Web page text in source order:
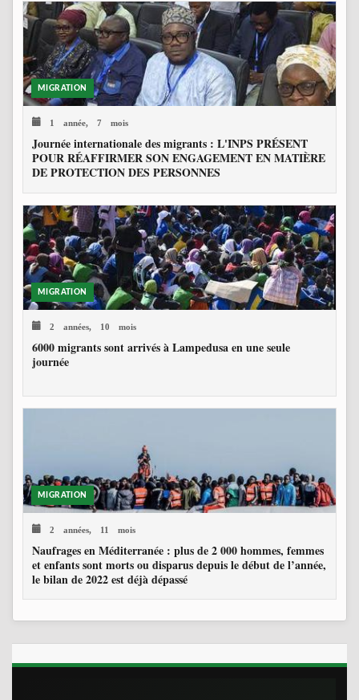
MIGRATION
1 année, 7 mois
Journée internationale des migrants : L'INPS PRÉSENT
POUR RÉAFFIRMER SON ENGAGEMENT EN MATIÈRE
DE PROTECTION DES PERSONNES
MIGRATION
2 années, 10 mois
6000 migrants sont arrivés à Lampedusa en une seule
journée
MIGRATION
2 années, 11 mois
Naufrages en Méditerranée : plus de 2 000 hommes, femmes
et enfants sont morts ou disparus depuis le début de l’année,
le bilan de 2022 est déjà dépassé